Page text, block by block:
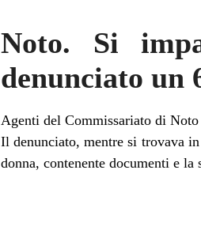
Noto. Si
denunciato un
Agenti del Commissariato di
Il denunciato, mentre si trovava
donna, contenente documenti e la